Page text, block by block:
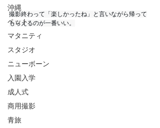
沖縄
ペット
マタニティ
スタジオ
ニューボーン
入園入学
成人式
商用撮影
青旅
撮影終わって「楽しかったね」と言いながら帰って
もらえるのが一番いい。